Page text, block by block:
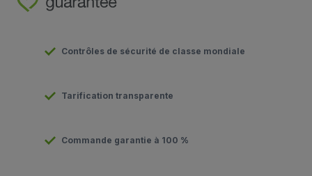
Contrôles de sécurité de classe mondiale
Tarification transparente
Commande garantie à 100 %